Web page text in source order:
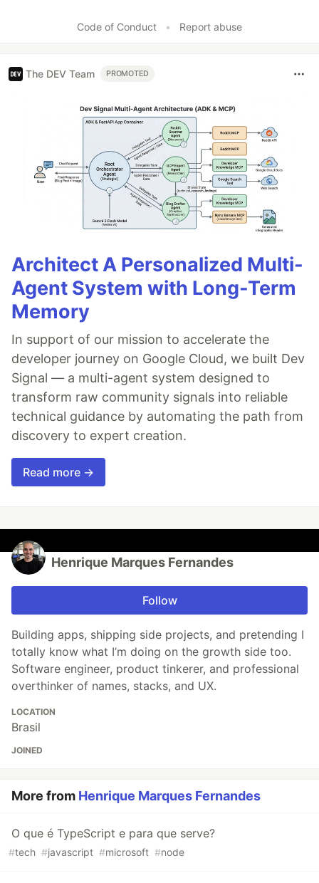
Code of Conduct • Report abuse
The DEV Team PROMOTED
Architect A Personalized Multi-
Agent System with Long-Term
Memory
In support of our mission to accelerate the
developer journey on Google Cloud, we built Dev
Signal — a multi-agent system designed to
transform raw community signals into reliable
technical guidance by automating the path from
discovery to expert creation.
Read more →
Henrique Marques Fernandes
Follow
Building apps, shipping side projects, and pretending I
totally know what I’m doing on the growth side too.
Software engineer, product tinkerer, and professional
overthinker of names, stacks, and UX.
LOCATION
Brasil
JOINED
More from Henrique Marques Fernandes
O que é TypeScript e para que serve?
#tech #javascript #microsoft #node